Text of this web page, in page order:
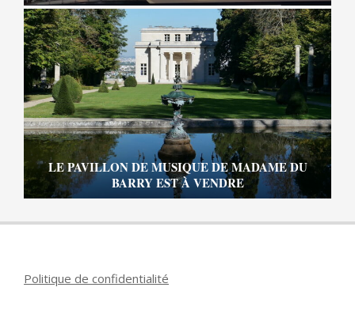
LE PAVILLON DE MUSIQUE DE MADAME DU
BARRY EST À VENDRE
Politique de confidentialité